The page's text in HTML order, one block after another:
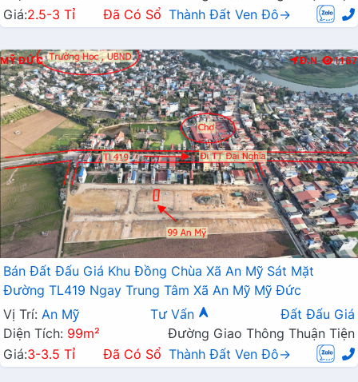
Giá:2.5-3 Tỉ Đã Có Sổ Thành Đất Ven Đô→
MỸ ĐỨC Đ.N 1167
Bán Đất Đấu Giá Khu Đồng Chùa Xã An Mỹ Sát Mặt
Đường TL419 Ngay Trung Tâm Xã An Mỹ Mỹ Đức
Vị Trí: An Mỹ Tư Vấn
Đất Đấu Giá
Diện Tích: 99m²
Đường Giao Thông Thuận Tiện
Giá:3-3.5 Tỉ Đã Có Sổ Thành Đất Ven Đô→